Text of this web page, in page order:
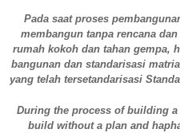
Pada saat proses
membangun tanpa rencana
rumah kokoh dan tahan gempa,
bangunan dan standarisasi
yang telah tersetandarisasi
During the process of building
build without a plan and